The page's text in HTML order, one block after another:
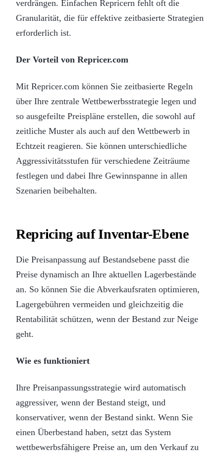
verdrängen. Einfachen Repricern fehlt oft die
Granularität, die für effektive zeitbasierte Strategien
erforderlich ist.
Der Vorteil von Repricer.com
Mit Repricer.com können Sie zeitbasierte Regeln
über Ihre zentrale Wettbewerbsstrategie legen und
so ausgefeilte Preispläne erstellen, die sowohl auf
zeitliche Muster als auch auf den Wettbewerb in
Echtzeit reagieren. Sie können unterschiedliche
Aggressivitätsstufen für verschiedene Zeiträume
festlegen und dabei Ihre Gewinnspanne in allen
Szenarien beibehalten.
Repricing auf Inventar-Ebene
Die Preisanpassung auf Bestandsebene passt die
Preise dynamisch an Ihre aktuellen Lagerbestände
an. So können Sie die Abverkaufsraten optimieren,
Lagergebühren vermeiden und gleichzeitig die
Rentabilität schützen, wenn der Bestand zur Neige
geht.
Wie es funktioniert
Ihre Preisanpassungsstrategie wird automatisch
aggressiver, wenn der Bestand steigt, und
konservativer, wenn der Bestand sinkt. Wenn Sie
einen Überbestand haben, setzt das System
wettbewerbsfähigere Preise an, um den Verkauf zu